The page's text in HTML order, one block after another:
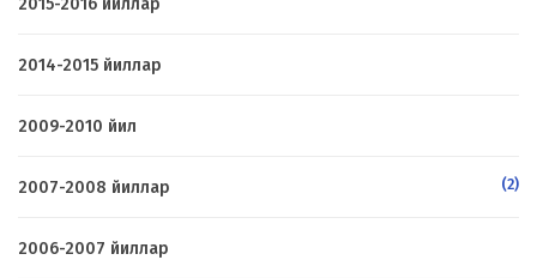
2015-2016 йиллар
2014-2015 йиллар
2009-2010 йил
2007-2008 йиллар (2)
2006-2007 йиллар